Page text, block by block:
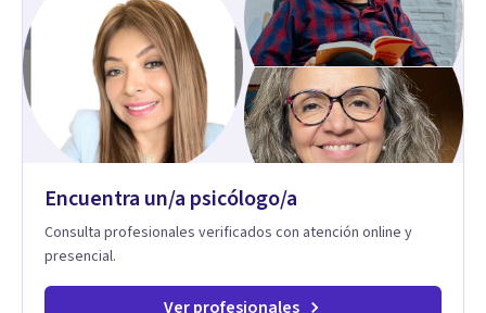
Encuentra un/a psicólogo/a
Consulta profesionales verificados con atención online y
presencial.
Ver profesionales